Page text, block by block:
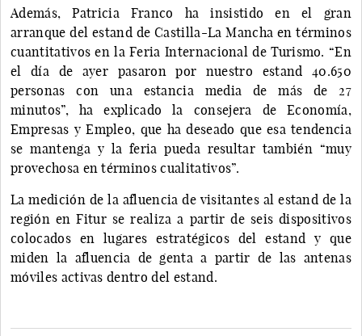
Además, Patricia Franco ha insistido en el gran
arranque del estand de Castilla-La Mancha en términos
cuantitativos en la Feria Internacional de Turismo. “En
el día de ayer pasaron por nuestro estand 40.650
personas con una estancia media de más de 27
minutos”, ha explicado la consejera de Economía,
Empresas y Empleo, que ha deseado que esa tendencia
se mantenga y la feria pueda resultar también “muy
provechosa en términos cualitativos”.
La medición de la afluencia de visitantes al estand de la
región en Fitur se realiza a partir de seis dispositivos
colocados en lugares estratégicos del estand y que
miden la afluencia de genta a partir de las antenas
móviles activas dentro del estand.